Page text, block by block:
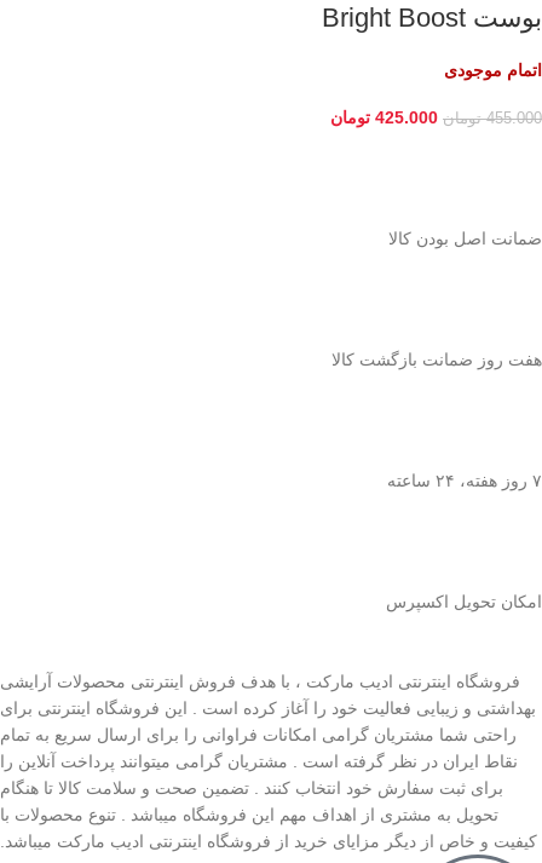
بوست Bright Boost
اتمام موجودی
455.000 تومان 425.000 تومان
ﺿﻤﺎﻧﺖ اﺻﻞ ﺑﻮدن ﮐﺎﻟﺎ
هفت روز ضمانت بازگشت کالا
۷ روز ﻫﻔﺘﻪ، ۲۴ ﺳﺎﻋﺘﻪ
اﻣﮑﺎن ﺗﺤﻮﯾﻞ اﮐﺴﭙﺮس
فروشگاه اینترنتی ادیب مارکت ، با هدف فروش اینترنتی محصولات آرایشی
بهداشتی و زیبایی فعالیت خود را آغاز کرده است . این فروشگاه اینترنتی برای
راحتی شما مشتریان گرامی امکانات فراوانی را برای ارسال سریع به تمام
نقاط ایران در نظر گرفته است . مشتریان گرامی میتوانند پرداخت آنلاین را
برای ثبت سفارش خود انتخاب کنند . تضمین صحت و سلامت کالا تا هنگام
تحویل به مشتری از اهداف مهم این فروشگاه میباشد . تنوع محصولات با
کیفیت و خاص از دیگر مزایای خرید از فروشگاه اینترنتی ادیب مارکت میباشد.